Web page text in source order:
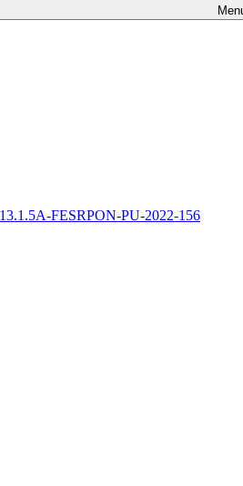
FESRPON-PU-2022-156